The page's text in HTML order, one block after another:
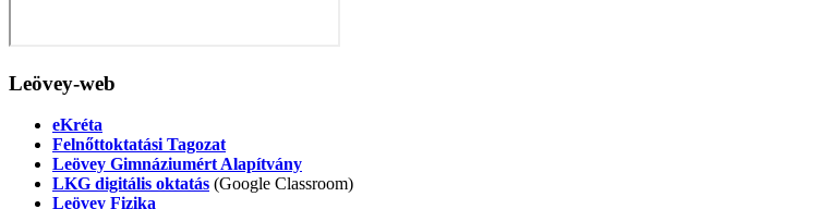
Leövey-web
eKréta
Felnőttoktatási Tagozat
Leövey Gimnáziumért Alapítvány
LKG digitális oktatás (Google Classroom)
Leövey Fizika